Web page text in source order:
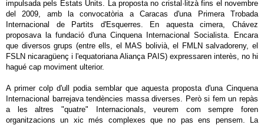
impulsada pels Estats Units. La proposta no cristal·litzà fins el novembre
del 2009, amb la convocatòria a Caracas d'una Primera Trobada
Internacional de Partits d'Esquerres. En aquesta cimera, Chávez
proposava la fundació d'una Cinquena Internacional Socialista. Encara
que diversos grups (entre ells, el MAS bolivià, el FMLN salvadoreny, el
FSLN nicaragüenç i l'equatoriana Aliança PAIS) expressaren interès, no hi
hagué cap moviment ulterior.
A primer colp d'ull podia semblar que aquesta proposta d'una Cinquena
Internacional barrejava tendències massa diverses. Però si fem un repàs
a les altres "quatre" Internacionals, veurem com sempre foren
organitzacions un xic més complexes que no pas ens pensem. La